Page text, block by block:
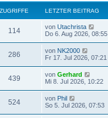
ZUGRIFFE LETZTER BEITRAG
114 von Utachrista
Do 6. Aug 2026, 08:55
286 von NK2000
Fr 17. Jul 2026, 07:21
439 von Gerhard
Mi 8. Jul 2026, 10:22
524 von Phil
So 5. Jul 2026, 07:53